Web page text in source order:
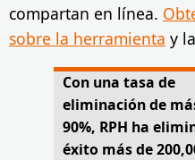
compartan en línea.
sobre la herramienta y
Con una tasa de
eliminación de
90%, RPH ha
éxito más de